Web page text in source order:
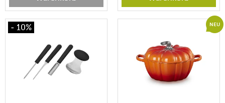
- 10% NEU